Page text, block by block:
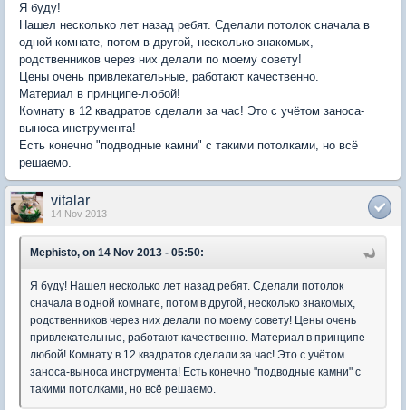
Я буду!
Нашел несколько лет назад ребят. Сделали потолок сначала в
одной комнате, потом в другой, несколько знакомых,
родственников через них делали по моему совету!
Цены очень привлекательные, работают качественно.
Материал в принципе-любой!
Комнату в 12 квадратов сделали за час! Это с учётом заноса-
выноса инструмента!
Есть конечно "подводные камни" с такими потолками, но всё
решаемо.
vitalar
14 Nov 2013
Mephisto, on 14 Nov 2013 - 05:50:
Я буду! Нашел несколько лет назад ребят. Сделали потолок
сначала в одной комнате, потом в другой, несколько знакомых,
родственников через них делали по моему совету! Цены очень
привлекательные, работают качественно. Материал в принципе-
любой! Комнату в 12 квадратов сделали за час! Это с учётом
заноса-выноса инструмента! Есть конечно "подводные камни" с
такими потолками, но всё решаемо.